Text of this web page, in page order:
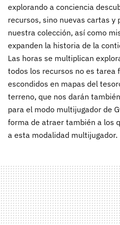
explorando a conciencia
recursos, sino nuevas cartas y
nuestra colección, así como
expanden la historia de la
Las horas se multiplican
todos los recursos no es tarea
escondidos en mapas del
terreno, que nos darán
para el modo multijugador de
forma de atraer también a los
a esta modalidad multijugador.